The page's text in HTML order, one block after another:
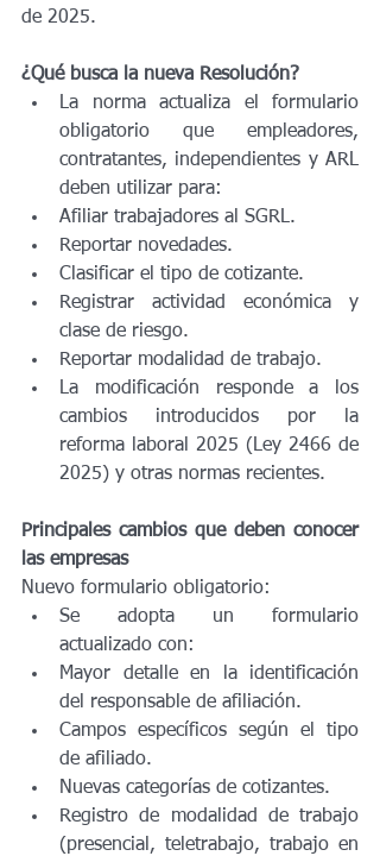
de 2025.
¿Qué busca la nueva Resolución?
La norma actualiza el formulario
obligatorio que empleadores,
contratantes, independientes y ARL
deben utilizar para:
Afiliar trabajadores al SGRL.
Reportar novedades.
Clasificar el tipo de cotizante.
Registrar actividad económica y
clase de riesgo.
Reportar modalidad de trabajo.
La modificación responde a los
cambios introducidos por la
reforma laboral 2025 (Ley 2466 de
2025) y otras normas recientes.
Principales cambios que deben conocer
las empresas
Nuevo formulario obligatorio:
Se adopta un formulario
actualizado con:
Mayor detalle en la identificación
del responsable de afiliación.
Campos específicos según el tipo
de afiliado.
Nuevas categorías de cotizantes.
Registro de modalidad de trabajo
(presencial, teletrabajo, trabajo en